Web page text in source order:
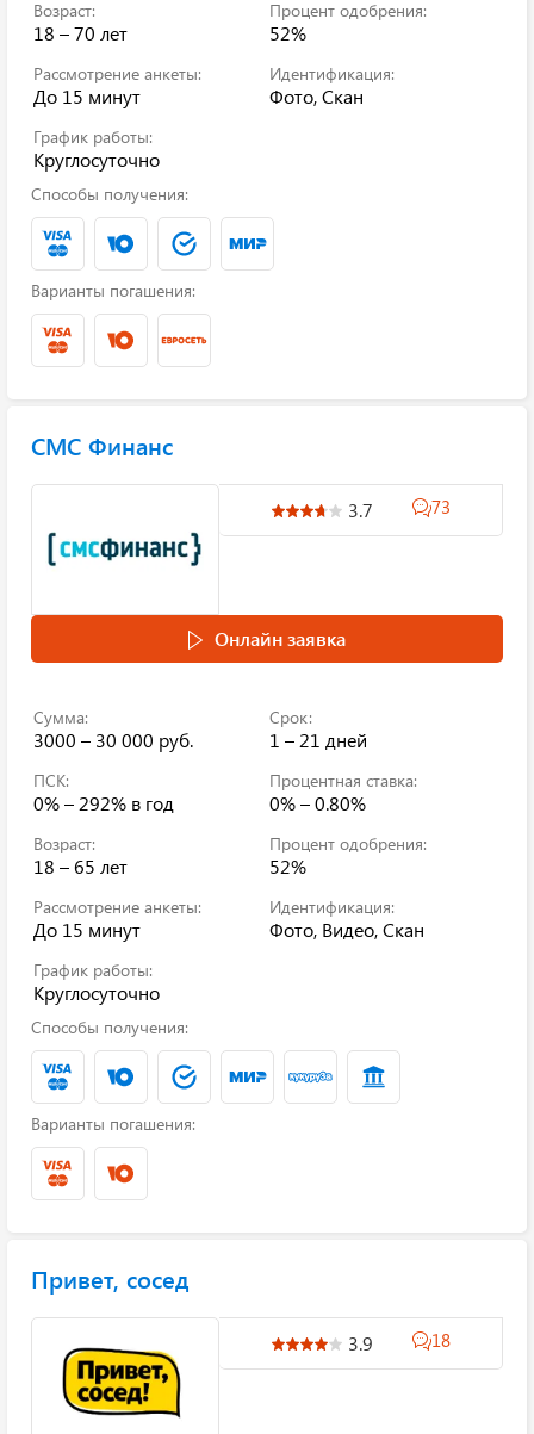
Возраст:
18 – 70 лет
Процент одобрения:
52%
Рассмотрение анкеты:
До 15 минут
Идентификация:
Фото, Скан
График работы:
Круглосуточно
Способы получения:
Варианты погашения:
СМС Финанс
3.7 73
Онлайн заявка
Сумма:
3000 – 30 000 руб.
Срок:
1 – 21 дней
ПСК:
0% – 292% в год
Процентная ставка:
0% – 0.80%
Возраст:
18 – 65 лет
Процент одобрения:
52%
Рассмотрение анкеты:
До 15 минут
Идентификация:
Фото, Видео, Скан
График работы:
Круглосуточно
Способы получения:
Варианты погашения:
Привет, сосед
3.9 18